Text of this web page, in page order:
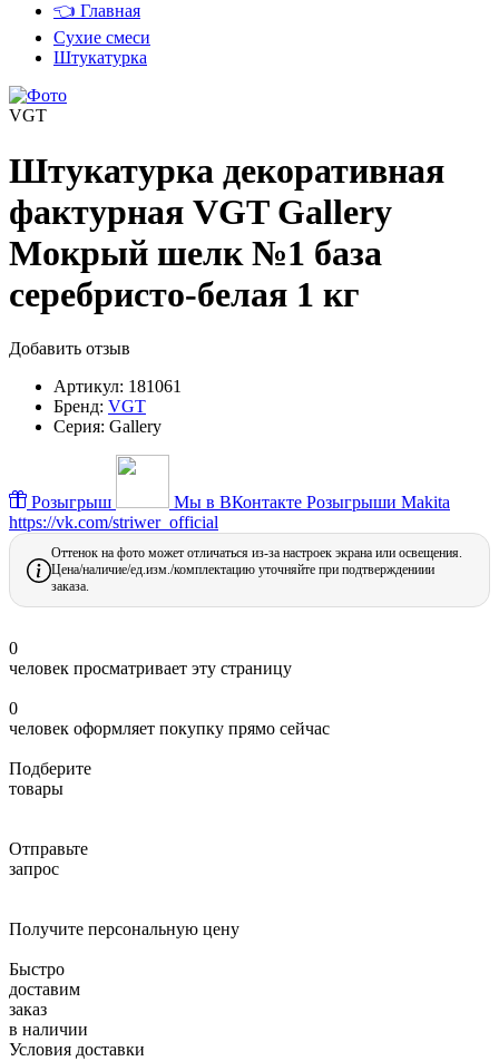
👈 Главная
Сухие смеси
Штукатурка
VGT
Штукатурка декоративная
фактурная VGT Gallery
Мокрый шелк №1 база
серебристо-белая 1 кг
Добавить отзыв
Артикул: 181061
Бренд: VGT
Серия: Gallery
Розыгрыш Мы в ВКонтакте Розыгрыши Makita
https://vk.com/striwer_official
Оттенок на фото может отличаться из-за настроек экрана или освещения.
Цена/наличие/ед.изм./комплектацию уточняйте при подтверждениии
заказа.
0
человек просматривает эту страницу
0
человек оформляет покупку прямо сейчас
Подберите
товары
Отправьте
запрос
Получите персональную цену
Быстро
доставим
заказ
в наличии
Условия доставки